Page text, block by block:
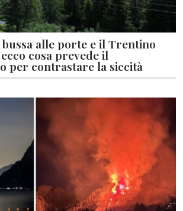
alle porte e il Trentino
cosa prevede il
per contrastare la siccità